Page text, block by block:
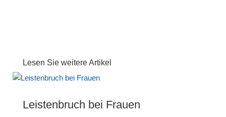
Lesen Sie weitere Artikel
Leistenbruch bei Frauen